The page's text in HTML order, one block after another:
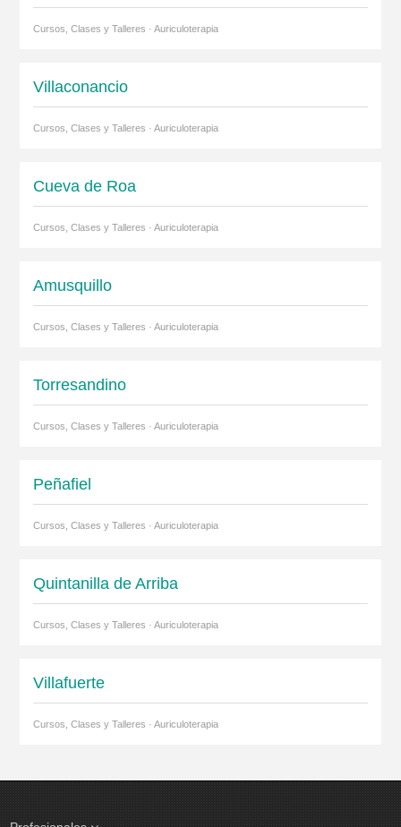
Cursos, Clases y Talleres · Auriculoterapia
Villaconancio
Cursos, Clases y Talleres · Auriculoterapia
Cueva de Roa
Cursos, Clases y Talleres · Auriculoterapia
Amusquillo
Cursos, Clases y Talleres · Auriculoterapia
Torresandino
Cursos, Clases y Talleres · Auriculoterapia
Peñafiel
Cursos, Clases y Talleres · Auriculoterapia
Quintanilla de Arriba
Cursos, Clases y Talleres · Auriculoterapia
Villafuerte
Cursos, Clases y Talleres · Auriculoterapia